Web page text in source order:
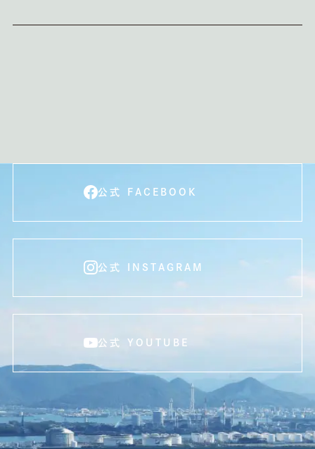
公式 FACEBOOK
公式 INSTAGRAM
公式 YOUTUBE